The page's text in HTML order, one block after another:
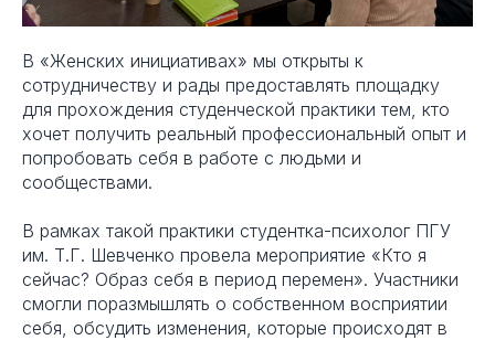
В «Женских инициативах» мы открыты к
сотрудничеству и рады предоставлять площадку
для прохождения студенческой практики тем, кто
хочет получить реальный профессиональный опыт и
попробовать себя в работе с людьми и
сообществами.
В рамках такой практики студентка-психолог ПГУ
им. Т.Г. Шевченко провела мероприятие «Кто я
сейчас? Образ себя в период перемен». Участники
смогли поразмышлять о собственном восприятии
себя, обсудить изменения, которые происходят в